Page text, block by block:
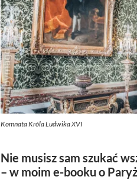
Komnata Króla Ludwika XVI
Nie musisz sam szukać
– w moim e-booku o